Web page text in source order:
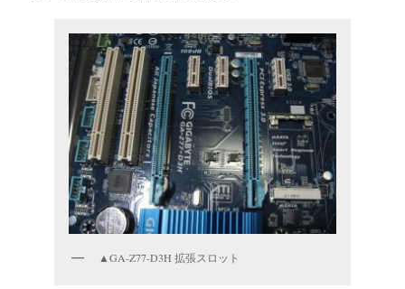
▲GA-Z77-D3H 拡張スロット